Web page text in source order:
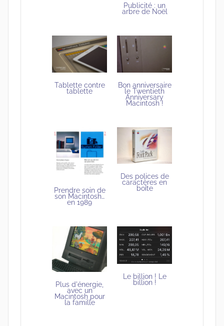
Publicité : un
arbre de Noël
Tablette contre
tablette
Bon anniversaire
le Twentieth
Anniversary
Macintosh !
Prendre soin de
son Macintosh…
en 1989
Des polices de
caractères en
boîte
Plus d'énergie,
avec un
Macintosh pour
la famille
Le billion ! Le
billion !